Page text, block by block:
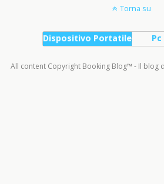
Torna su
Dispositivo Portatile
All content Copyright Booking Blog™ - Il blog